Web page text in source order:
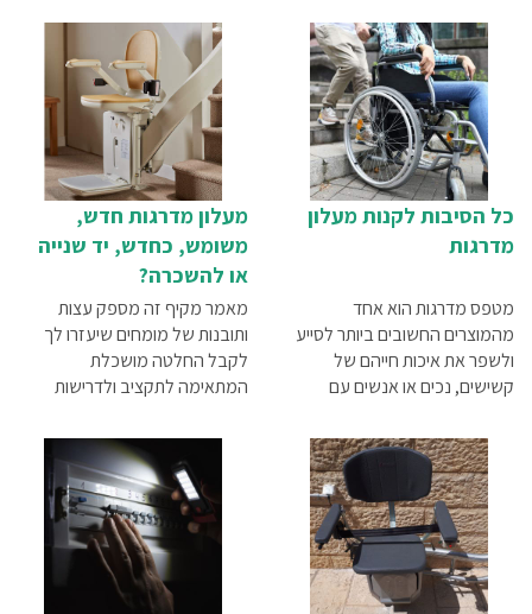
כל הסיבות לקנות מעלון
מדרגות
מטפס מדרגות הוא אחד
מהמוצרים החשובים ביותר לסייע
ולשפר את איכות חייהם של
קשישים, נכים או אנשים עם
גלגלים. לפניך 5 סיבות עיקריות,
שבגללן מומלץ לך לרכוש מעלון
מדרגות
מעלון מדרגות חדש,
משומש, כחדש, יד שנייה
או להשכרה?
מאמר מקיף זה מספק עצות
ותובנות של מומחים שיעזרו לך
לקבל החלטה מושכלת
המתאימה לתקציב ולדרישות